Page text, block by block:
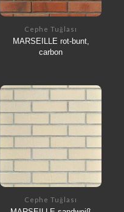
Cephe Tuğlası
MARSEILLE rot-bunt,
carbon
Cephe Tuğlası